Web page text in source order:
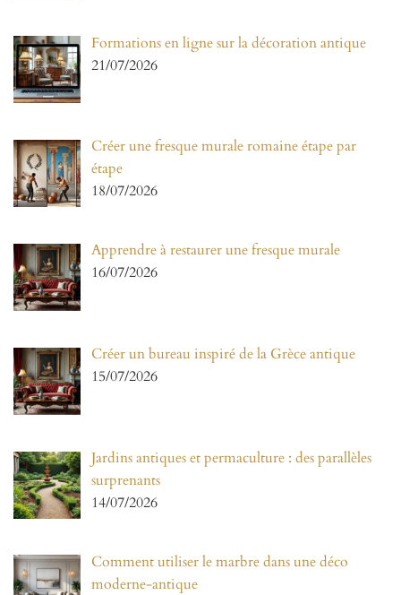
Formations en ligne sur la décoration antique
21/07/2026
Créer une fresque murale romaine étape par
étape
18/07/2026
Apprendre à restaurer une fresque murale
16/07/2026
Créer un bureau inspiré de la Grèce antique
15/07/2026
Jardins antiques et permaculture : des parallèles
surprenants
14/07/2026
Comment utiliser le marbre dans une déco
moderne-antique